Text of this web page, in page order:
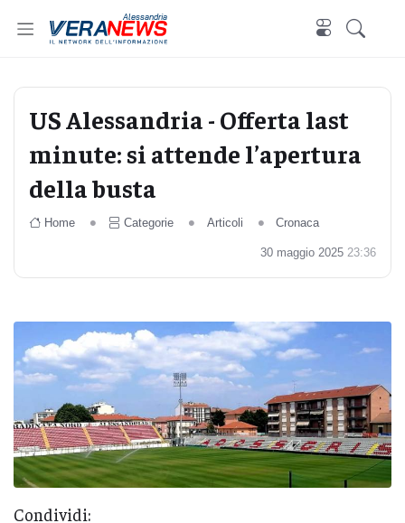
Alessandria
US Alessandria - Offerta last
minute: si attende l’apertura
della busta
Home Categorie Articoli Cronaca
30 maggio 2025 23:36
Condividi: